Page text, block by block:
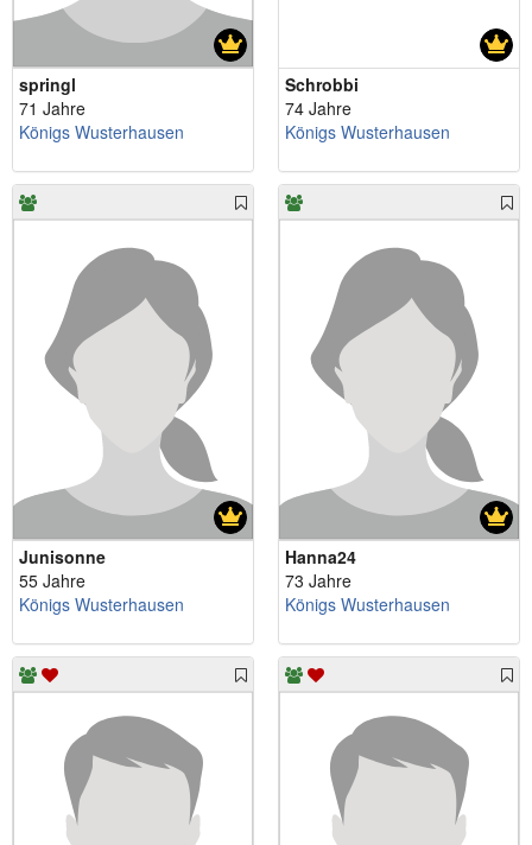
springl
71 Jahre
Königs Wusterhausen
Schrobbi
74 Jahre
Königs Wusterhausen
Junisonne
55 Jahre
Königs Wusterhausen
Hanna24
73 Jahre
Königs Wusterhausen